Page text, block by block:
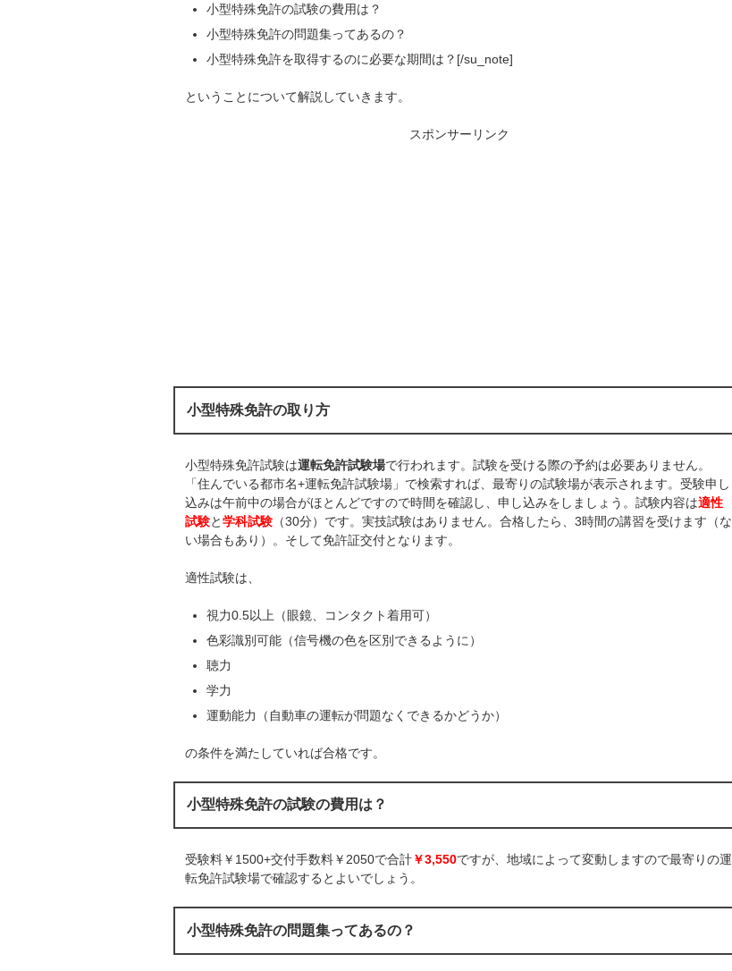
小型特殊免許の試験の費用は？
小型特殊免許の問題集ってあるの？
小型特殊免許を取得するのに必要な期間は？[/su_note]
ということについて解説していきます。
スポンサーリンク
小型特殊免許の取り方
小型特殊免許試験は運転免許試験場で行われます。試験を受ける際の予約は必要ありません。
「住んでいる都市名+運転免許試験場」で検索すれば、最寄りの試験場が表示されます。受験申し
込みは午前中の場合がほとんどですので時間を確認し、申し込みをしましょう。試験内容は適性
試験と学科試験 （30分）です。実技試験はありません。合格したら、3時間の講習を受けます（な
い場合もあり）。そして免許証交付となります。
適性試験は、
視力0.5以上（眼鏡、コンタクト着用可）
色彩識別可能（信号機の色を区別できるように）
聴力
学力
運動能力（自動車の運転が問題なくできるかどうか）
の条件を満たしていれば合格です。
小型特殊免許の試験の費用は？
受験料￥1500+交付手数料￥2050で合計￥3,550ですが、地域によって変動しますので最寄りの運
転免許試験場で確認するとよいでしょう。
小型特殊免許の問題集ってあるの？